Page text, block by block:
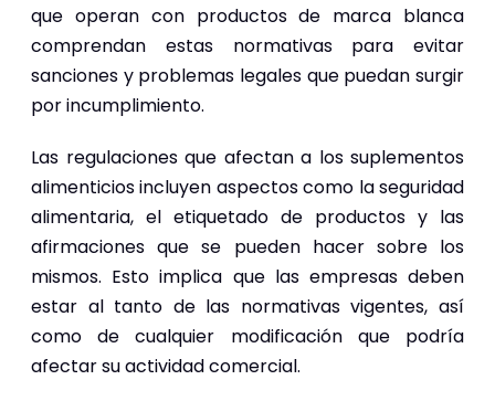
que operan con productos de marca blanca
comprendan estas normativas para evitar
sanciones y problemas legales que puedan surgir
por incumplimiento.
Las regulaciones que afectan a los suplementos
alimenticios incluyen aspectos como la seguridad
alimentaria, el etiquetado de productos y las
afirmaciones que se pueden hacer sobre los
mismos. Esto implica que las empresas deben
estar al tanto de las normativas vigentes, así
como de cualquier modificación que podría
afectar su actividad comercial.